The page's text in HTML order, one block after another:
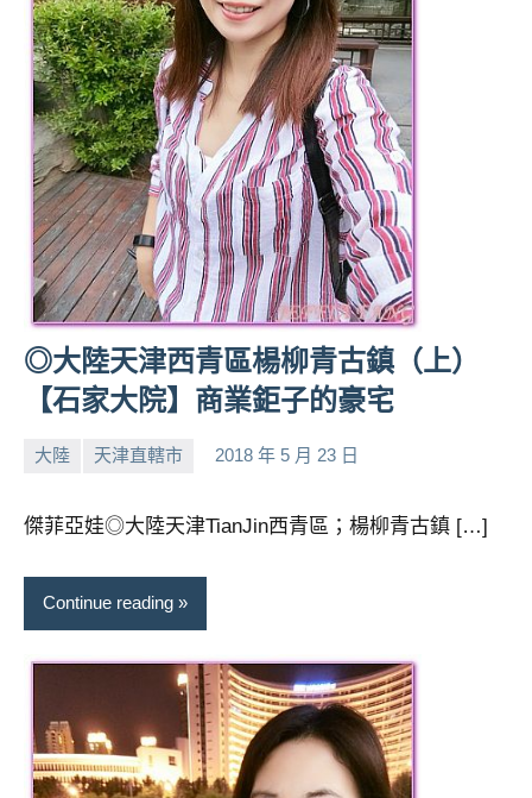
◎大陸天津西青區楊柳青古鎮（上）
【石家大院】商業鉅子的豪宅
大陸 天津直轄市 2018 年 5 月 23 日
小No
傑菲亞娃◎大陸天津TianJin西青區；楊柳青古鎮 […]
Continue reading